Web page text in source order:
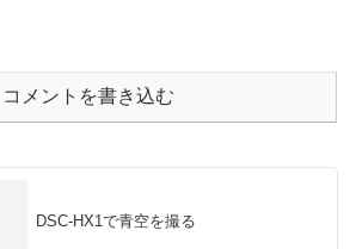
コメントを書き込む
DSC-HX1で青空を撮る